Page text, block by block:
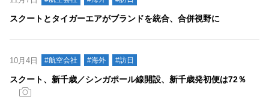
スクートとタイガーエアがブランドを統合、合併視野に
10月4日 #航空会社 #海外 #訪日
スクート、新千歳／シンガポール線開設、新千歳発初便は72％